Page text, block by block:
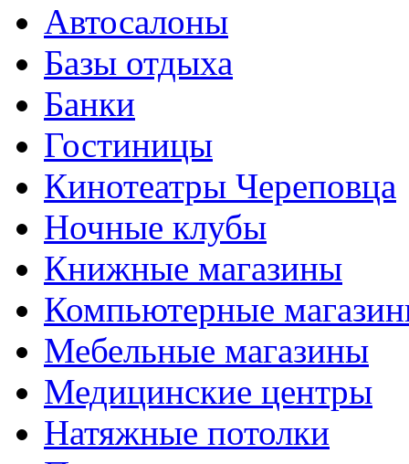
Автосалоны
Базы отдыха
Банки
Гостиницы
Кинотеатры Череповца
Ночные клубы
Книжные магазины
Компьютерные
Мебельные магазины
Медицинские центры
Натяжные потолки